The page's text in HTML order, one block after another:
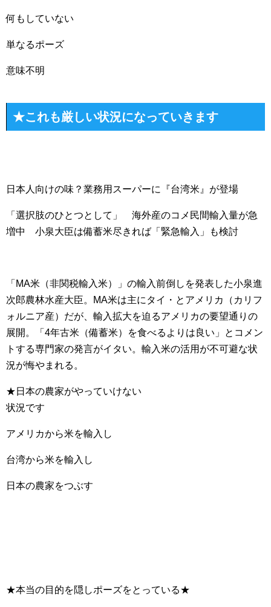
何もしていない
単なるポーズ
意味不明
★これも厳しい状況になっていきます
日本人向けの味？業務用スーパーに『台湾米』が登場
「選択肢のひとつとして」 海外産のコメ民間輸入量が急
増中 小泉大臣は備蓄米尽きれば「緊急輸入」も検討
「MA米（非関税輸入米）」の輸入前倒しを発表した小泉進
次郎農林水産大臣。MA米は主にタイ・とアメリカ（カリフ
ォルニア産）だが、輸入拡大を迫るアメリカの要望通りの
展開。「4年古米（備蓄米）を食べるよりは良い」とコメン
トする専門家の発言がイタい。輸入米の活用が不可避な状
況が悔やまれる。
★日本の農家がやっていけない
状況です
アメリカから米を輸入し
台湾から米を輸入し
日本の農家をつぶす
★本当の目的を隠しポーズをとっている★